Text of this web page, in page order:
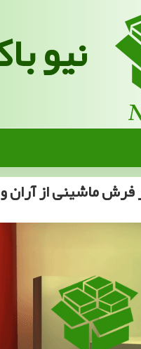
نیو
فرش ماشینی از